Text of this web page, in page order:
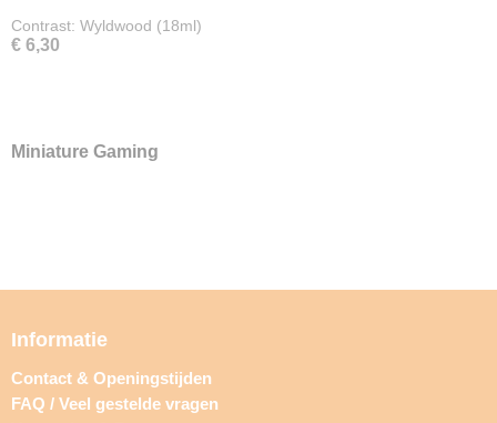
Contrast: Wyldwood (18ml)
€ 6,30
Miniature Gaming
Informatie
Contact & Openingstijden
FAQ / Veel gestelde vragen